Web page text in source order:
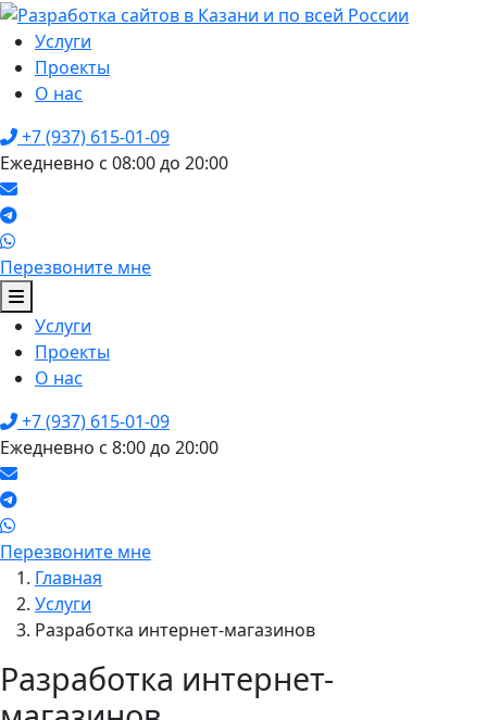
Услуги
Проекты
О нас
+7 (937) 615-01-09
Ежедневно с 08:00 до 20:00
Перезвоните мне
Услуги
Проекты
О нас
+7 (937) 615-01-09
Ежедневно с 8:00 до 20:00
Перезвоните мне
Главная
Услуги
Разработка интернет-магазинов
Разработка интернет-